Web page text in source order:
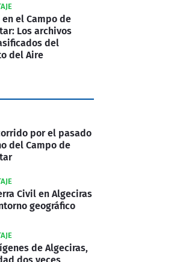
en el Campo de
Los archivos
del
del Aire
por el pasado
del Campo de
Civil en Algeciras
geográfico
de Algeciras,